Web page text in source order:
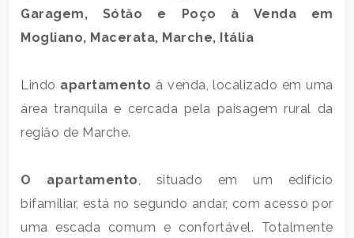
Garagem, Sótăo e Poço à Venda em
Mogliano, Macerata, Marche, Itália
Lindo apartamento à venda, localizado em uma
área tranquila e cercada pela paisagem rural da
regiăo de Marche.
O apartamento, situado em um edifício
bifamiliar, está no segundo andar, com acesso por
uma escada comum e confortável. Totalmente
Comercial
Terra